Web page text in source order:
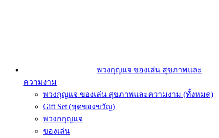
พวงกุญแจ ของเล่น สุขภาพและ
ความงาม
พวงกุญแจ ของเล่น สุขภาพและความงาม (ทั้งหมด)
Gift Set (ชุดของขวัญ)
พวงกกุญแจ
ของเล่น